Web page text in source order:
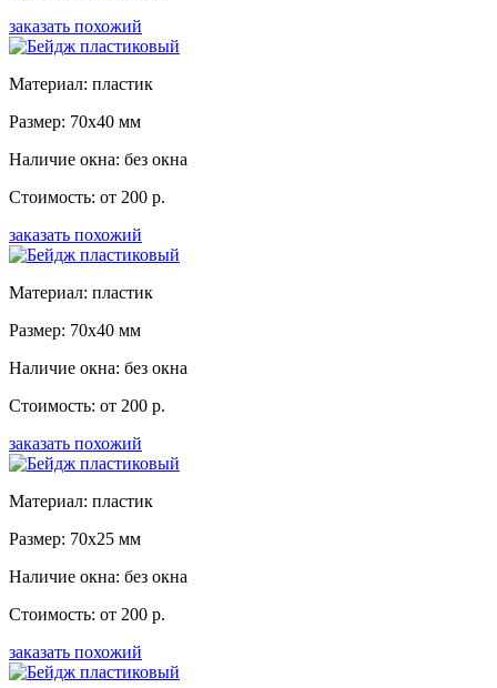
заказать похожий
Материал: пластик
Размер: 70x40 мм
Наличие окна: без окна
Стоимость: от 200 р.
заказать похожий
Материал: пластик
Размер: 70x40 мм
Наличие окна: без окна
Стоимость: от 200 р.
заказать похожий
Материал: пластик
Размер: 70x25 мм
Наличие окна: без окна
Стоимость: от 200 р.
заказать похожий